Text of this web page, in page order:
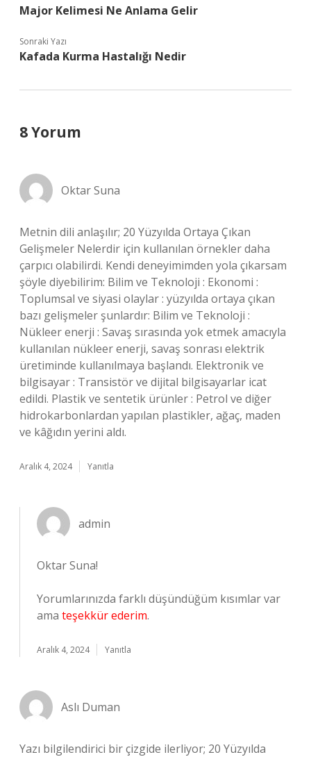
Major Kelimesi Ne Anlama Gelir
Sonraki Yazı
Kafada Kurma Hastalığı Nedir
8 Yorum
Oktar Suna
Metnin dili anlaşılır; 20 Yüzyılda Ortaya Çıkan
Gelişmeler Nelerdir için kullanılan örnekler daha
çarpıcı olabilirdi. Kendi deneyimimden yola çıkarsam
şöyle diyebilirim: Bilim ve Teknoloji : Ekonomi :
Toplumsal ve siyasi olaylar : yüzyılda ortaya çıkan
bazı gelişmeler şunlardır: Bilim ve Teknoloji :
Nükleer enerji : Savaş sırasında yok etmek amacıyla
kullanılan nükleer enerji, savaş sonrası elektrik
üretiminde kullanılmaya başlandı. Elektronik ve
bilgisayar : Transistör ve dijital bilgisayarlar icat
edildi. Plastik ve sentetik ürünler : Petrol ve diğer
hidrokarbonlardan yapılan plastikler, ağaç, maden
ve kâğıdın yerini aldı.
Aralık 4, 2024 Yanıtla
admin
Oktar Suna!
Yorumlarınızda farklı düşündüğüm kısımlar var
ama teşekkür ederim.
Aralık 4, 2024 Yanıtla
Aslı Duman
Yazı bilgilendirici bir çizgide ilerliyor; 20 Yüzyılda